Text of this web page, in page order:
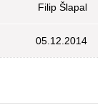
Filip Šlapal
05.12.2014